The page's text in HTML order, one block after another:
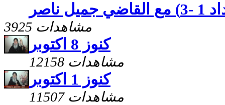
3925 مشاهدات
كنوز 8 اكتوبر
12158 مشاهدات
كنوز 1 اكتوبر
11507 مشاهدات